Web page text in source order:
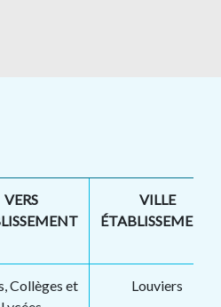
VERS
VILLE
ÉTABLISSEMENT
Collèges et
Louviers